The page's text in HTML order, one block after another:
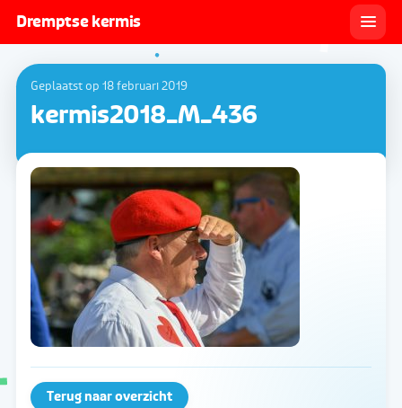
Dremptse kermis
Geplaatst op 18 februari 2019
kermis2018_M_436
Terug naar overzicht